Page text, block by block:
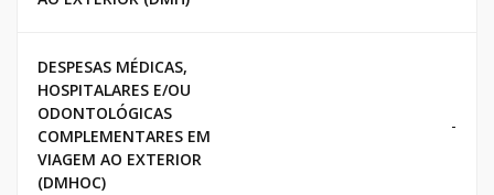
DESPESAS MÉDICAS,
HOSPITALARES E/OU
ODONTOLÓGICAS
COMPLEMENTARES EM
VIAGEM AO EXTERIOR
(DMHOC)
-